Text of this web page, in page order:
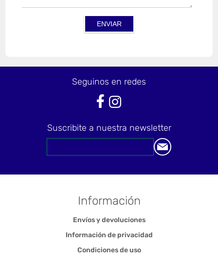
Seguinos en redes
Suscribite a nuestra newsletter
Información
Envíos y devoluciones
Información de privacidad
Condiciones de uso